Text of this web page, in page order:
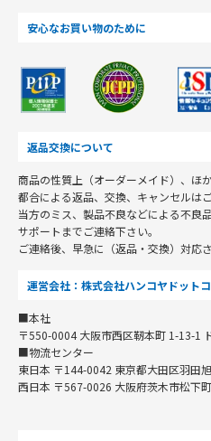
安心なお買い物のために
返品交換について
商品の性質上（オーダーメイド）、ほ
都合による返品、交換、キャンセルは
当方のミス、製品不良などによる不良
サポートまでご連絡下さい。
ご連絡後、早急に（返品・交換）対応
運営会社：株式会社ハンコヤドット
■本社
〒550-0004 大阪市西区靭本町 1-13-1
■物流センター
東日本 〒144-0042 東京都大田区羽田
西日本 〒567-0026 大阪府茨木市松下